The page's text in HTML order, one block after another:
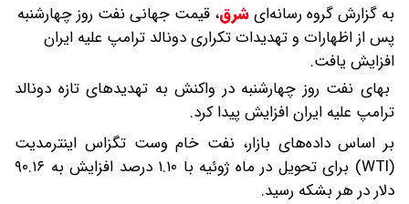
به گزارش گروه رسانه‌ایشرق، قیمت جهانی نفت روز چهارشنبه
پس از اظهارات و تهدیدات تکراری دونالد ترامپ علیه ایران
افزایش یافت.
بهای نفت روز چهارشنبه در واکنش به تهدیدهای تازه دونالد
ترامپ علیه ایران افزایش پیدا کرد.
بر اساس داده‌های بازار، نفت خام وست تگزاس اینترمدیت
(WTI) برای تحویل در ماه ژوئیه با ۱.۱۰ درصد افزایش به ۹۰.۱۶
دلار در هر بشکه رسید.